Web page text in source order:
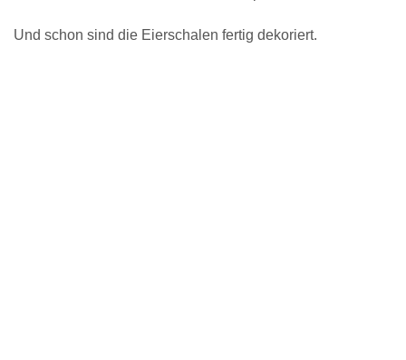
Und schon sind die Eierschalen fertig dekoriert.